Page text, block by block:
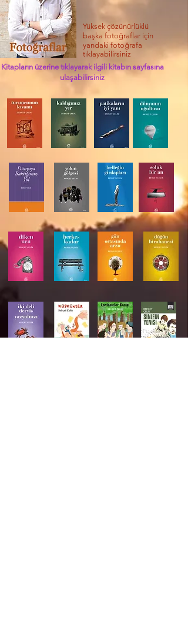
Yüksek çözünürlüklü
başka fotoğraflar için
yandaki fotoğrafa
tıklayabilirsiniz
Kitapların üzerine tıklayarak ilgili kitabın sayfasına
ulaşabilirsiniz